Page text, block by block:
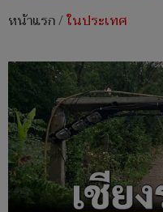
หน้าแรก/ในประเทศ